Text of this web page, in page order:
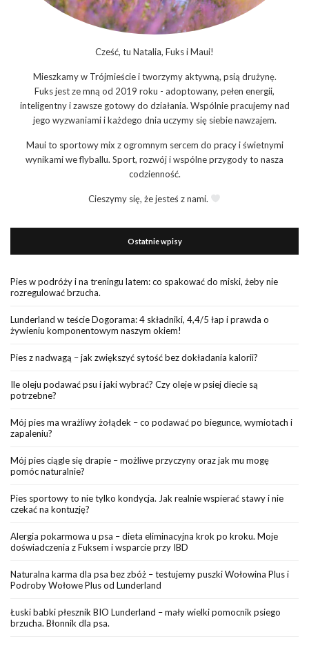
Cześć, tu Natalia, Fuks i Maui!
Mieszkamy w Trójmieście i tworzymy aktywną, psią drużynę.
Fuks jest ze mną od 2019 roku - adoptowany, pełen energii,
inteligentny i zawsze gotowy do działania. Wspólnie pracujemy nad
jego wyzwaniami i każdego dnia uczymy się siebie nawzajem.
Maui to sportowy mix z ogromnym sercem do pracy i świetnymi
wynikami we flyballu. Sport, rozwój i wspólne przygody to nasza
codzienność.
Cieszymy się, że jesteś z nami.
Ostatnie wpisy
Pies w podróży i na treningu latem: co spakować do miski, żeby nie
rozregulować brzucha.
Lunderland w teście Dogorama: 4 składniki, 4,4/5 łap i prawda o
żywieniu komponentowym naszym okiem!
Pies z nadwagą – jak zwiększyć sytość bez dokładania kalorii?
Ile oleju podawać psu i jaki wybrać? Czy oleje w psiej diecie są
potrzebne?
Mój pies ma wrażliwy żołądek – co podawać po biegunce, wymiotach i
zapaleniu?
Mój pies ciągle się drapie – możliwe przyczyny oraz jak mu mogę
pomóc naturalnie?
Pies sportowy to nie tylko kondycja. Jak realnie wspierać stawy i nie
czekać na kontuzję?
Alergia pokarmowa u psa – dieta eliminacyjna krok po kroku. Moje
doświadczenia z Fuksem i wsparcie przy IBD
Naturalna karma dla psa bez zbóż – testujemy puszki Wołowina Plus i
Podroby Wołowe Plus od Lunderland
Łuski babki płesznik BIO Lunderland – mały wielki pomocnik psiego
brzucha. Błonnik dla psa.